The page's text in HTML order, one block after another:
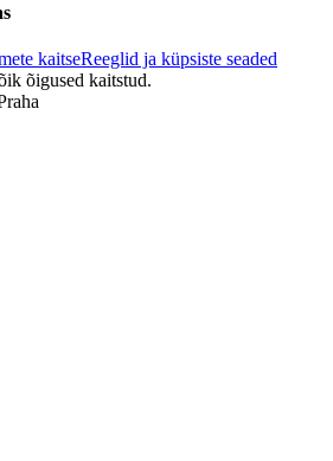
kaitseReeglid ja küpsiste seaded
õigused kaitstud.